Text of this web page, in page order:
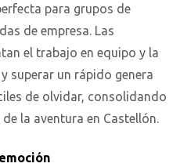
para grupos de
de empresa. Las
el trabajo en equipo y la
superar un rápido genera
de olvidar, consolidando
la aventura en Castellón.